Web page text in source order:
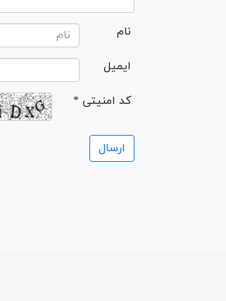
نام
ایمیل
* کد امنیتی